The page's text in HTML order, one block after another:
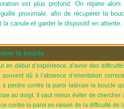
est plus profond. On répète alors
proximale, afin de récupérer la
la canule et garder le dispositif en attente.
la boucle
en début d’expérience, d’avoir des
dû à l’absence d’orientation
perdre contre la paroi latérale la boucle
au doigt. Il vaut mieux éviter de chercher
contre la paroi en raison de la difficulté de